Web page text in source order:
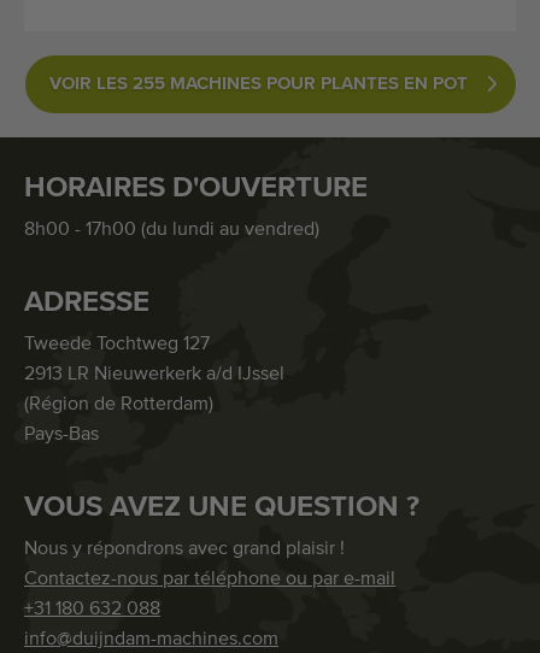
VOIR LES 255 MACHINES POUR PLANTES EN POT
HORAIRES D'OUVERTURE
8h00 - 17h00 (du lundi au vendred)
ADRESSE
Tweede Tochtweg 127
2913 LR Nieuwerkerk a/d IJssel
(Région de Rotterdam)
Pays-Bas
VOUS AVEZ UNE QUESTION ?
Nous y répondrons avec grand plaisir !
Contactez-nous par téléphone ou par e-mail
+31 180 632 088
info@duijndam-machines.com